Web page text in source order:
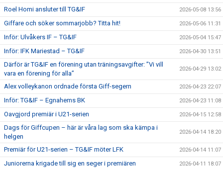
Roel Homi ansluter till TG&IF 2026-05-08 13:56
Giffare och söker sommarjobb? Titta hit! 2026-05-06 11:31
Inför: Ulvåkers IF – TG&IF 2026-05-04 15:47
Inför: IFK Mariestad – TG&IF 2026-04-30 13:51
Därför är TG&IF en förening utan träningsavgifter: ”Vi vill
vara en förening för alla”
2026-04-29 13:02
Alex volleykanon ordnade första Giff-segern 2026-04-23 22:07
Inför: TG&IF – Egnahems BK 2026-04-23 11:08
Oavgjord premiär i U21-serien 2026-04-15 12:58
Dags för Giffcupen – här är våra lag som ska kämpa i
helgen
2026-04-14 18:20
Premiär för U21-serien – TG&IF möter LFK 2026-04-14 11:07
Juniorerna krigade till sig en seger i premiären 2026-04-11 18:07